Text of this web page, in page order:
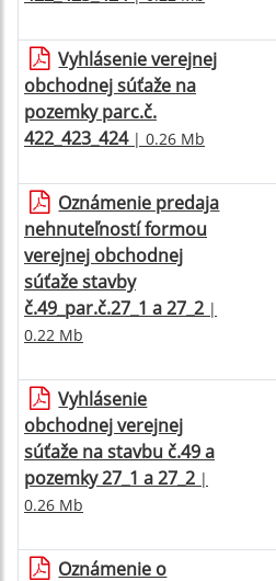
Vyhlásenie verejnej
obchodnej súťaže na
pozemky parc.č.
422_423_424| 0.26 Mb
Oznámenie predaja
nehnuteľností formou
verejnej obchodnej
súťaže stavby
č.49_par.č.27_1 a 27_2 |
0.22 Mb
Vyhlásenie
obchodnej verejnej
súťaže na stavbu č.49 a
pozemky 27_1 a 27_2 |
0.26 Mb
Oznámenie o